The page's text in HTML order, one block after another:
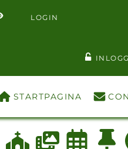
LOGIN
STARTPAGINA